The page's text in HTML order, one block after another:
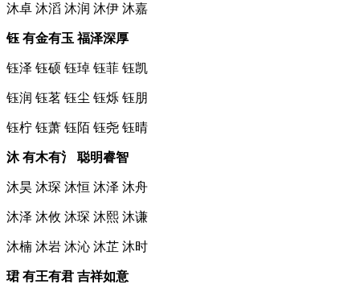
沐卓 沐滔 沐润 沐伊 沐嘉
钰 有金有玉 福泽深厚
钰泽 钰硕 钰琸 钰菲 钰凯
钰润 钰茗 钰尘 钰烁 钰朋
钰柠 钰萧 钰陌 钰尧 钰晴
沐 有木有氵 聪明睿智
沐昊 沐琛 沐恒 沐泽 沐舟
沐泽 沐攸 沐琛 沐熙 沐谦
沐楠 沐岩 沐沁 沐芷 沐时
珺 有王有君 吉祥如意